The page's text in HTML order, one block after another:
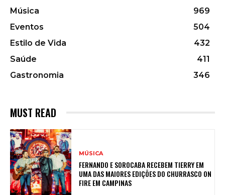
Música
969
Eventos
504
Estilo de Vida
432
Saúde
411
Gastronomia
346
MUST READ
MÚSICA
FERNANDO E SOROCABA RECEBEM TIERRY EM
UMA DAS MAIORES EDIÇÕES DO CHURRASCO ON
FIRE EM CAMPINAS